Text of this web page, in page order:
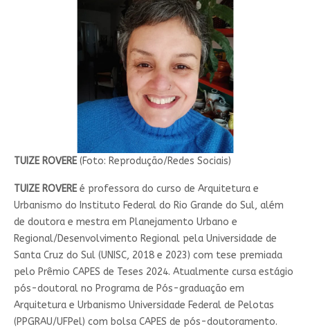
TUIZE ROVERE(Foto: Reprodução/Redes Sociais)
TUIZE ROVEREé professora do curso de Arquitetura e
Urbanismo do Instituto Federal do Rio Grande do Sul, além
de doutora e mestra em Planejamento Urbano e
Regional/Desenvolvimento Regional pela Universidade de
Santa Cruz do Sul (UNISC, 2018 e 2023) com tese premiada
pelo Prêmio CAPES de Teses 2024. Atualmente cursa estágio
pós-doutoral no Programa de Pós-graduação em
Arquitetura e Urbanismo Universidade Federal de Pelotas
(PPGRAU/UFPel) com bolsa CAPES de pós-doutoramento.